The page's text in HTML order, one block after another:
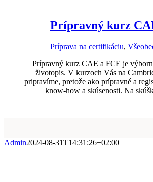
Prípravný kurz
Príprava na certifikáciu,
Prípravný kurz CAE a FCE je
životopis. V kurzoch Vás na
pripravíme, pretože ako prípravné a
know-how a skúsenosti. Na
Admin2024-08-31T14:31:26+02:00